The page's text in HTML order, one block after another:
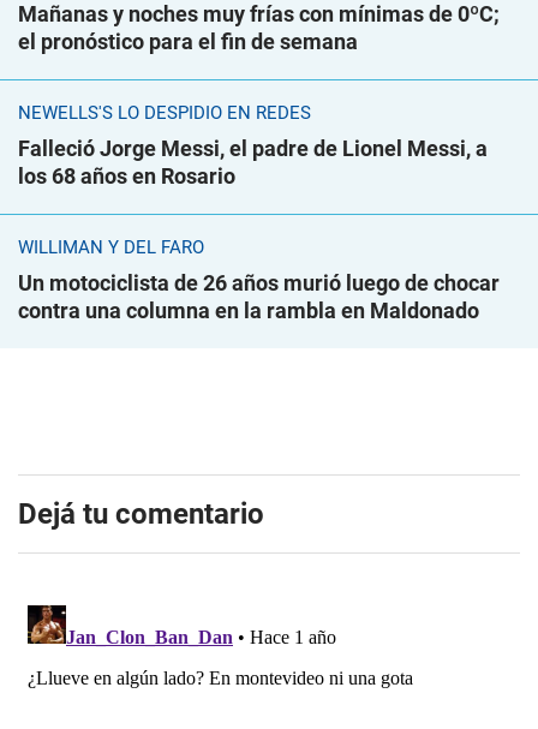
Mañanas y noches muy frías con mínimas de 0ºC;
el pronóstico para el fin de semana
NEWELLS'S LO DESPIDIÓ EN REDES
Falleció Jorge Messi, el padre de Lionel Messi, a
los 68 años en Rosario
WILLIMAN Y DEL FARO
Un motociclista de 26 años murió luego de chocar
contra una columna en la rambla en Maldonado
Dejá tu comentario